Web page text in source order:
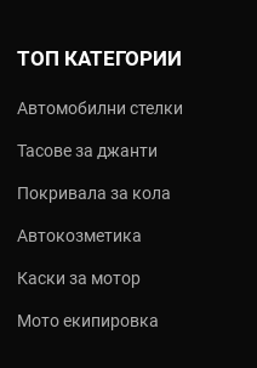
ТОП КАТЕГОРИИ
Автомобилни стелки
Тасове за джанти
Покривала за кола
Автокозметика
Каски за мотор
Мото екипировка